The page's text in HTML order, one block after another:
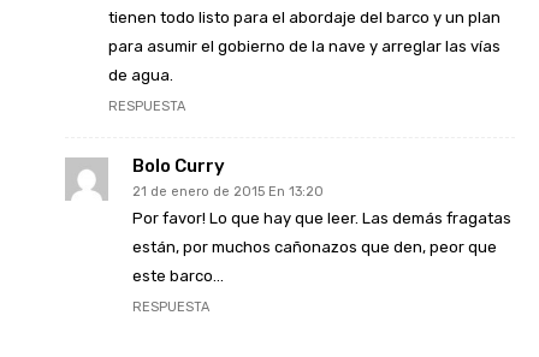
tienen todo listo para el abordaje del barco y un plan
para asumir el gobierno de la nave y arreglar las vías
de agua.
RESPUESTA
Bolo Curry
21 de enero de 2015 En 13:20
Por favor! Lo que hay que leer. Las demás fragatas
están, por muchos cañonazos que den, peor que
este barco…
RESPUESTA